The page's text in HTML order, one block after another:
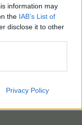
information may
the IAB’s List of
disclose it to other
Privacy Policy